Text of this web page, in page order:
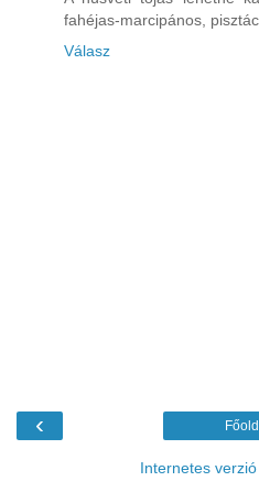
fahéjas-marcipános,
Válasz
‹
Internetes